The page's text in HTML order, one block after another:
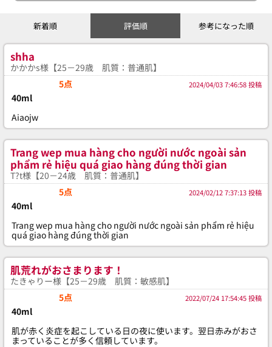
新着順 評価順 参考になった順
shha
かかかs様【25－29歳 肌質：普通肌】
5点
2024/04/03 7:46:58 投稿
40ml
Aiaojw
Trang wep mua hàng cho người nước ngoài sản
phẩm rẻ hiệu quá giao hàng đúng thời gian
T?t様【20－24歳 肌質：普通肌】
5点
2024/02/12 7:37:13 投稿
40ml
Trang wep mua hàng cho người nước ngoài sản phẩm rẻ hiệu
quá giao hàng đúng thời gian
肌荒れがおさまります！
たきゃりー様【25－29歳 肌質：敏感肌】
5点
2022/07/24 17:54:45 投稿
40ml
肌が赤く炎症を起こしている日の夜に使います。翌日赤みがおさ
まっていることが多く信頼しています。